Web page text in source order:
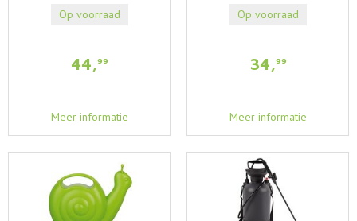
44,99
Meer informatie
Op voorraad
34,99
Meer informatie
Op voorraad